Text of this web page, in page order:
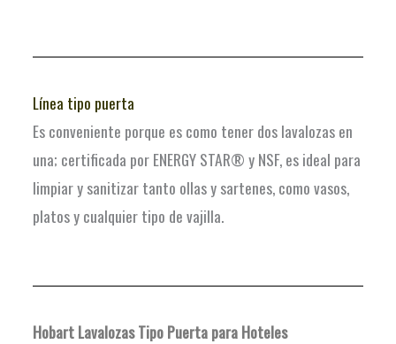
Línea tipo puerta
Es conveniente porque es como tener dos lavalozas en
una; certificada por ENERGY STAR® y NSF, es ideal para
limpiar y sanitizar tanto ollas y sartenes, como vasos,
platos y cualquier tipo de vajilla.
Hobart Lavalozas Tipo Puerta para Hoteles